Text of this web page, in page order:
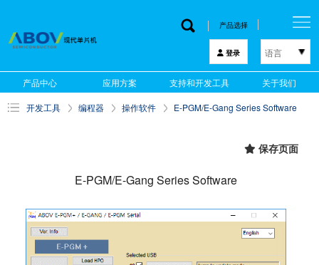
产品选择
登录 语言
한국어
English
中文
产品中心 应用方案 支持和开发工具 关于我们
开发工具 编程器 操作软件 E-PGM/E-Gang Series Software
保存页面
E-PGM/E-Gang Series Software